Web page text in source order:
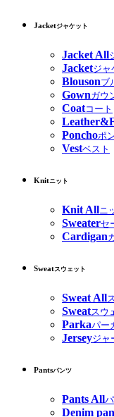
Jacketジャケット
Jacket All
Jacketジャ
Blousonブ
Gownガウ
Coatコート
Ponchoポ
Vestベスト
Knitニット
Knit Allニ
Sweaterセ
Cardigan
Sweatスウェット
Sweat All
Sweatスウ
Parkaパー
Jerseyジャ
Pantsパンツ
Pants All
Denim